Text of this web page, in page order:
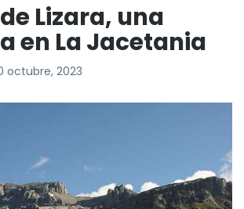
Lizara, una
en La Jacetania
octubre, 2023